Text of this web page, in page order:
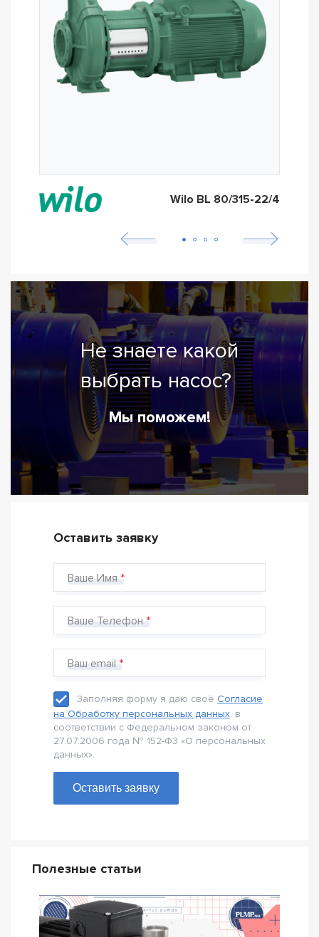
Wilo BL 80/315-22/4
Не знаете какой
выбрать насос?
Мы поможем!
Оставить заявку
Ваше Имя
Ваше Телефон
Ваш email
Заполняя форму я даю своё Согласие
на Обработку персональных данных, в
соответствии с Федеральном законом от
27.07.2006 года № 152-Ф3 «О персональных
данных».
Оставить заявку
Полезные статьи